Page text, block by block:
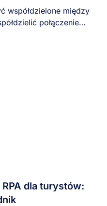
współdzielone między
połączenie
dla turystów: